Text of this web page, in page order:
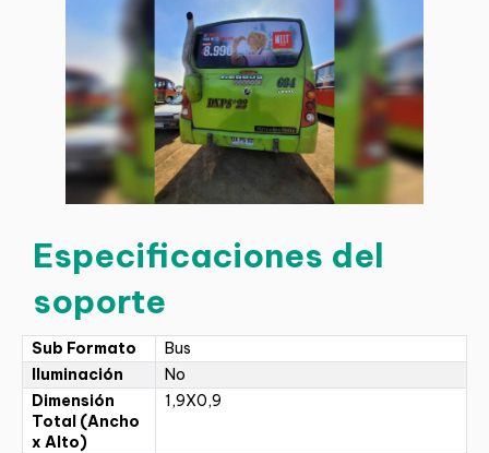
Especificaciones del
soporte
Sub Formato
Bus
Iluminación
No
Dimensión
Total (Ancho
x Alto)
1,9X0,9